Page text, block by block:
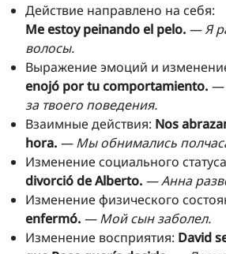
Действие направлено на себя:
Me estoy peinando el pelo. — Я
волосы.
Выражение эмоций и
enojó por tu comportamiento. —
за твоего поведения.
Взаимные действия: Nos
hora. — Мы обнимались
Изменение социального
divorció de Alberto. — Анна
Изменение физического
enfermó. — Мой сын заболел.
Изменение восприятия: David